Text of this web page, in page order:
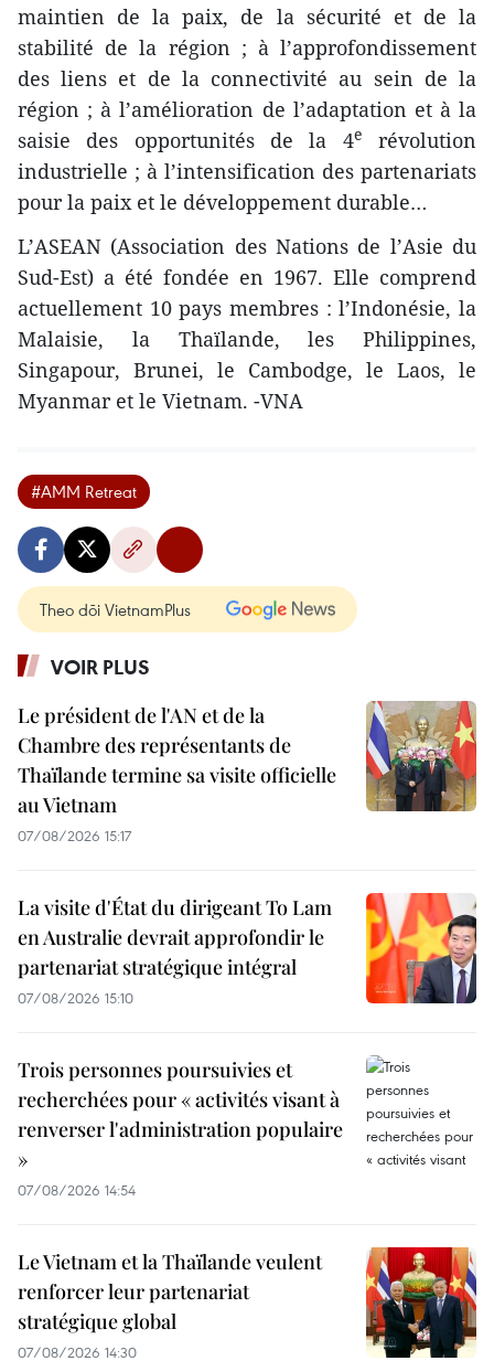
maintien de la paix, de la sécurité et de la
stabilité de la région ; à l’approfondissement
des liens et de la connectivité au sein de la
région ; à l’amélioration de l’adaptation et à la
saisie des opportunités de la 4e
révolution
industrielle ; à l’intensification des partenariats
pour la paix et le développement durable…
L’ASEAN (Association des Nations de l’Asie du
Sud-Est) a été fondée en 1967. Elle comprend
actuellement 10 pays membres : l’Indonésie, la
Malaisie, la Thaïlande, les Philippines,
Singapour, Brunei, le Cambodge, le Laos, le
Myanmar et le Vietnam. -VNA
#AMM Retreat
Theo dõi VietnamPlus
VOIR PLUS
Le président de l'AN et de la
Chambre des représentants de
Thaïlande termine sa visite officielle
au Vietnam
07/08/2026 15:17
La visite d'État du dirigeant To Lam
en Australie devrait approfondir le
partenariat stratégique intégral
07/08/2026 15:10
Trois personnes poursuivies et
recherchées pour « activités visant à
renverser l'administration populaire
»
07/08/2026 14:54
Le Vietnam et la Thaïlande veulent
renforcer leur partenariat
stratégique global
07/08/2026 14:30